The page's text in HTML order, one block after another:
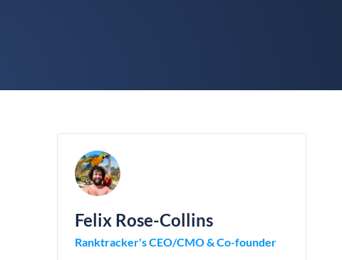
Felix Rose-Collins
Ranktracker's CEO/CMO & Co-founder